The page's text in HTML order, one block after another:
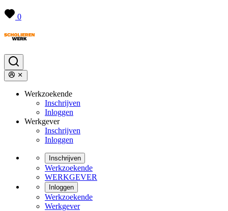
0
Werkzoekende
Inschrijven
Inloggen
Werkgever
Inschrijven
Inloggen
Inschrijven
Werkzoekende
WERKGEVER
Inloggen
Werkzoekende
Werkgever